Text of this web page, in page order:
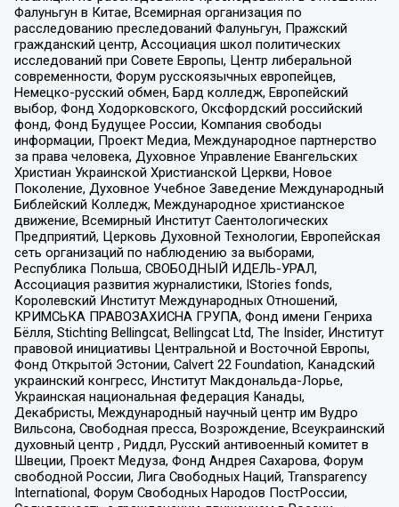
Фалуньгун в Китае, Всемирная организация по
расследованию преследований Фалуньгун, Пражский
гражданский центр, Ассоциация школ политических
исследований при Совете Европы, Центр либеральной
современности, Форум русскоязычных европейцев,
Немецко-русский обмен, Бард колледж, Европейский
выбор, Фонд Ходорковского, Оксфордский российский
фонд, Фонд Будущее России, Компания свободы
информации, Проект Медиа, Международное партнерство
за права человека, Духовное Управление Евангельских
Христиан Украинской Христианской Церкви, Новое
Поколение, Духовное Учебное Заведение Международный
Библейский Колледж, Международное христианское
движение, Всемирный Институт Саентологических
Предприятий, Церковь Духовной Технологии, Европейская
сеть организаций по наблюдению за выборами,
Республика Польша, СВОБОДНЫЙ ИДЕЛЬ-УРАЛ,
Ассоциация развития журналистики, IStories fonds,
Королевский Институт Международных Отношений,
КРИМСЬКА ПРАВОЗАХИСНА ГРУПА, Фонд имени Генриха
Бёлля, Stichting Bellingcat, Bellingcat Ltd, The Insider, Институт
правовой инициативы Центральной и Восточной Европы,
Фонд Открытой Эстонии, Calvert 22 Foundation, Канадский
украинский конгресс, Институт Макдональда-Лорье,
Украинская национальная федерация Канады,
Декабристы, Международный научный центр им Вудро
Вильсона, Свободная пресса, Возрождение, Всеукраинский
духовный центр , Риддл, Русский антивоенный комитет в
Швеции, Проект Медуза, Фонд Андрея Сахарова, Форум
свободной России, Лига Свободных Наций, Transparеncy
International, Форум Свободных Народов ПостРоссии,